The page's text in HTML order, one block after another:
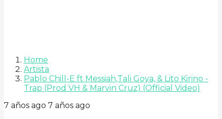
Home
Artista
Pablo Chill-E ft Messiah,Tali Goya, & Lito Kirino -
Trap (Prod VH & Marvin Cruz) (Official Video)
7 años ago 7 años ago